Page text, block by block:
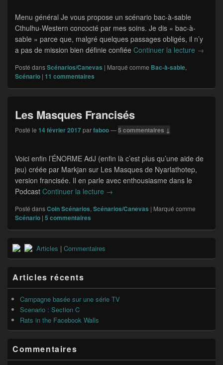
Menu général Je vous propose un scénario bac-à-sable
Cthulhu-Western concocté par mes soins. Je dis « bac-à-
sable » parce que, malgré quelques passages obligés, il n’y
a pas de mission bien définie confiée Continuer la lecture →
Posté dansScénarios/Canevas | Marqué comme Bac-à-sable,
Scénario | 11 commentaires
Les Masques Francisés
Posté le 14 février 2017parfaboo—5 commentaires ↓
Voici enfin l’ÉNORME AdJ (enfin là c’est plus qu’une aide de
jeu) créée par Markjan sur Les Masques de Nyarlathotep,
version francisée. Il en parle avec enthousiasme dans le
Podcast Continuer la lecture Les Masques Francisés
→
Posté dansCoin Scénarios, Scénarios/Canevas | Marqué comme
Scénario | 5 commentaires
Zone
principale
de
pour
la
barre
latérale
Articles | Commentaires
Articles récents
Campagne basée sur une série TV
Scenario : Section C
Rats in the Facebook Walls
Commentaires